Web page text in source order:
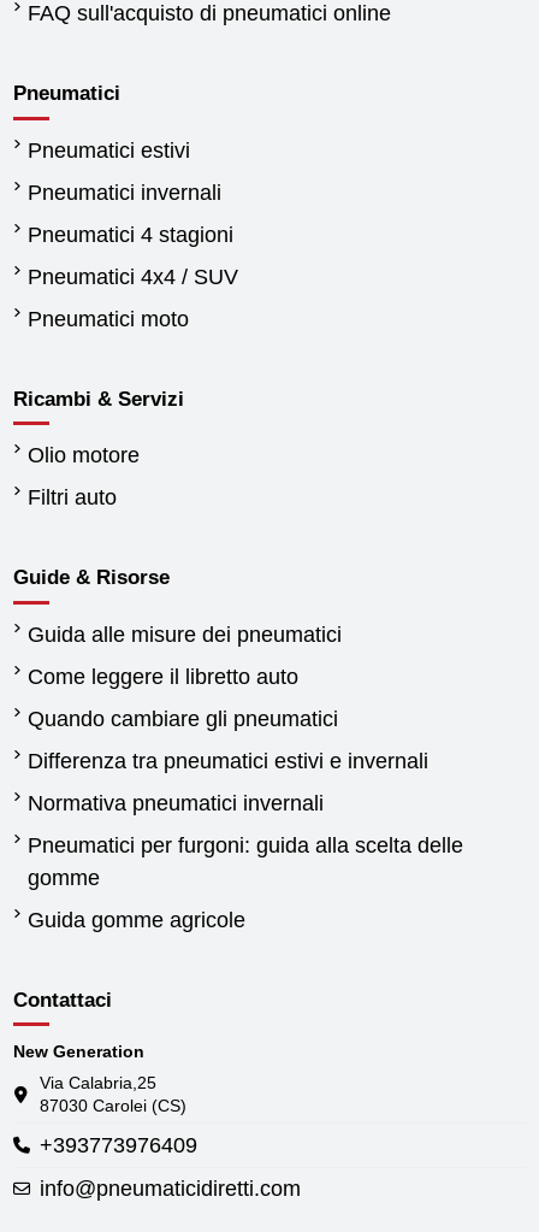
FAQ sull'acquisto di pneumatici online
Pneumatici
Pneumatici estivi
Pneumatici invernali
Pneumatici 4 stagioni
Pneumatici 4x4 / SUV
Pneumatici moto
Ricambi & Servizi
Olio motore
Filtri auto
Guide & Risorse
Guida alle misure dei pneumatici
Come leggere il libretto auto
Quando cambiare gli pneumatici
Differenza tra pneumatici estivi e invernali
Normativa pneumatici invernali
Pneumatici per furgoni: guida alla scelta delle
gomme
Guida gomme agricole
Contattaci
New Generation
Via Calabria,25
87030 Carolei (CS)
+393773976409
info@pneumaticidiretti.com